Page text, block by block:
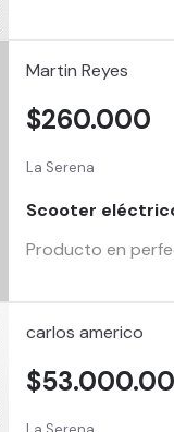
Martin Reyes
La Serena
Scooter
Producto en
$260.000
carlos americo